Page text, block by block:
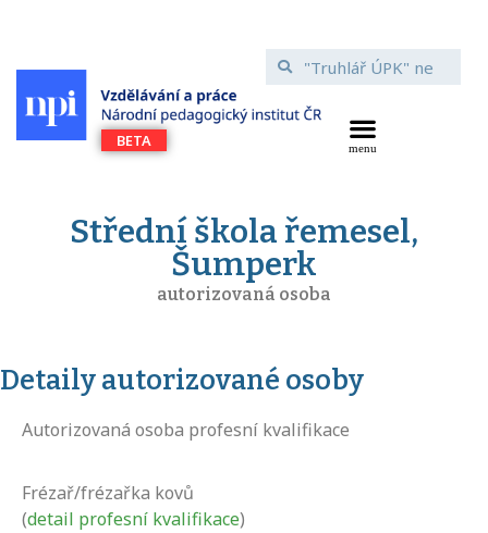
Střední škola řemesel,
Šumperk
autorizovaná osoba
Detaily autorizované osoby
Autorizovaná osoba profesní kvalifikace
Frézař/frézařka kovů
(detail profesní kvalifikace)